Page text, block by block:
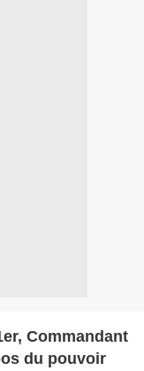
Commandant
du pouvoir